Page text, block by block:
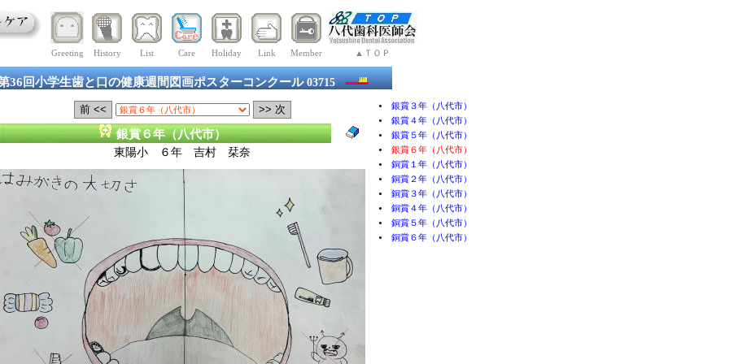
Greeting History List Care Holiday Link Member ▲ＴＯＰ
36回小学生歯と口の健康週間図画ポスターコンクール 03715
銀賞６年（八代市）
東陽小 ６年 吉村 栞奈
銀賞３年（八代市）
銀賞４年（八代市）
銀賞５年（八代市）
銀賞６年（八代市）
銅賞１年（八代市）
銅賞２年（八代市）
銅賞３年（八代市）
銅賞４年（八代市）
銅賞５年（八代市）
銅賞６年（八代市）